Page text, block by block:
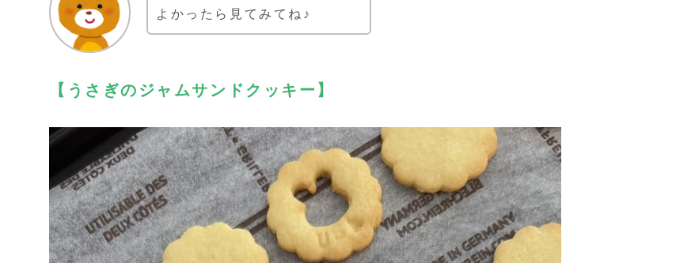
よかったら見てみてね♪
【うさぎのジャムサンドクッキー】